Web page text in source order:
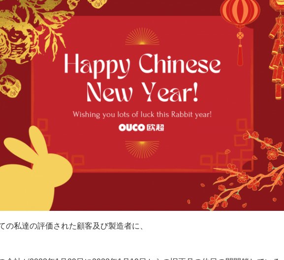
の私達の評価された顧客及び製造者に、